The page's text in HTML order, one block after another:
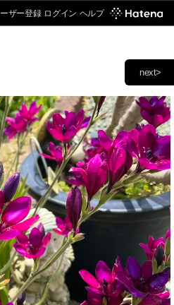
ザー登録 ログイン ヘルプ
next>